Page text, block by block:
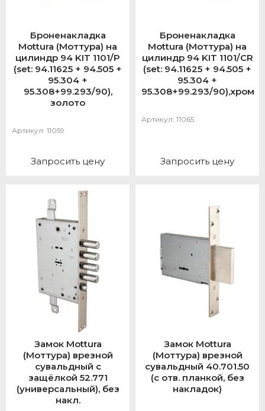
Броненакладка
Mottura (Моттура) на
цилиндр 94 KIT 1101/P
(set: 94.11625 + 94.505 +
95.304 +
95.308+99.293/90),
золото
Артикул: 11059
Запросить цену
Броненакладка
Mottura (Моттура) на
цилиндр 94 KIT 1101/CR
(set: 94.11625 + 94.505 +
95.304 +
95.308+99.293/90),хром
Артикул: 11065
Запросить цену
Замок Mottura
(Моттура) врезной
сувальдный с
защёлкой 52.771
(универсальный), без
накл.
Замок Mottura
(Моттура) врезной
сувальдный 40.701.50
(с отв. планкой, без
накладок)